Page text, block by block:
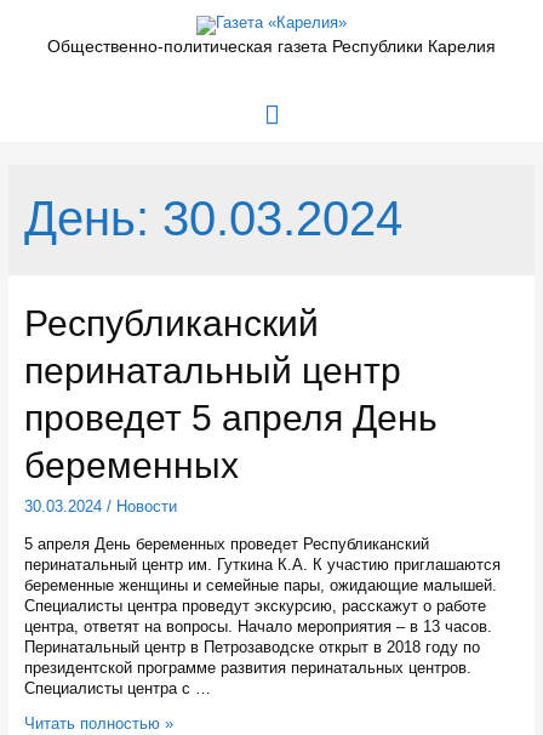
содержимомуОбщественно-политическая газета Республики Карелия
Главное
День: 30.03.2024
Республиканский
перинатальный центр
проведет 5 апреля День
беременных
30.03.2024/ Новости
5 апреля День беременных проведет Республиканский
перинатальный центр им. Гуткина К.А. К участию приглашаются
беременные женщины и семейные пары, ожидающие малышей.
Специалисты центра проведут экскурсию, расскажут о работе
центра, ответят на вопросы. Начало мероприятия – в 13 часов.
Перинатальный центр в Петрозаводске открыт в 2018 году по
президентской программе развития перинатальных центров.
Специалисты центра с …
Республиканский
Читать полностью »